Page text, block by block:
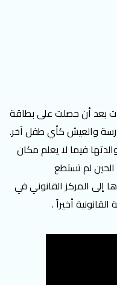
بعد أن حصلت على بطاقة
والعيش كأي طفل آخر.
فيما لا يعلم مكان
لم تستطع
إلى المركز القانوني في
أخيراً .